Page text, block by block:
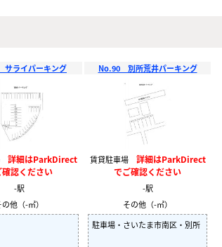
ライパーキング
詳細はParkDirect
確認ください
-駅
の他（-㎡）
No.90 別所荒井パーキング
賃貸駐車場 詳細はParkDirect
でご確認ください
-駅
その他（-㎡）
駐車場・さいたま市南区・別所